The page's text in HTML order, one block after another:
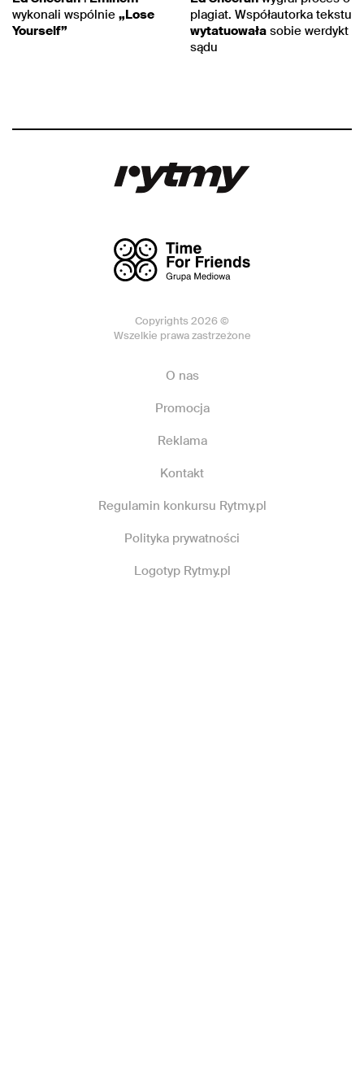
wykonali wspólnie „Lose
Yourself”
plagiat. Współautorka tekstu
wytatuowała sobie werdykt
sądu
Copyrights 2026 ©
Wszelkie prawa zastrzeżone
O nas
Promocja
Reklama
Kontakt
Regulamin konkursu Rytmy.pl
Polityka prywatności
Logotyp Rytmy.pl